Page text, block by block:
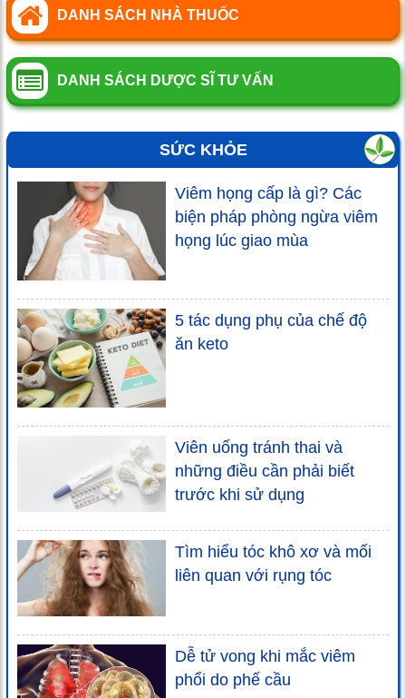
DANH SÁCH NHÀ THUỐC
DANH SÁCH DƯỢC SĨ TƯ VẤN
SỨC KHỎE
Viêm họng cấp là gì? Các
biện pháp phòng ngừa viêm
họng lúc giao mùa
5 tác dụng phụ của chế độ
ăn keto
Viên uống tránh thai và
những điều cần phải biết
trước khi sử dụng
Tìm hiểu tóc khô xơ và mối
liên quan với rụng tóc
Dễ tử vong khi mắc viêm
phổi do phế cầu